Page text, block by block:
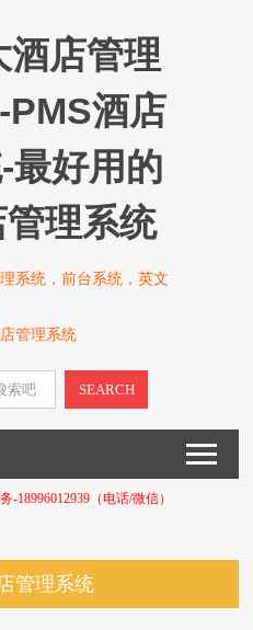
酒店管理
PMS酒店
最好用的
理系统
系统，前台系统，英文
管理系统
SEARCH
18996012939（电话/微信）
管理系统